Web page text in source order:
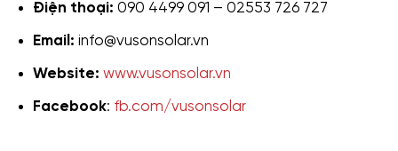
Điện thoại: 090 4499 091 – 02553 726 727
Email: info@vusonsolar.vn
Website: www.vusonsolar.vn
Facebook: fb.com/vusonsolar